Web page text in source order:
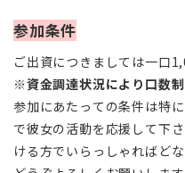
参加条件
ご出資につきましては一口
※資金調達状況により口数
参加にあたっての条件は特
で彼女の活動を応援して下
ける方でいらっしゃればど